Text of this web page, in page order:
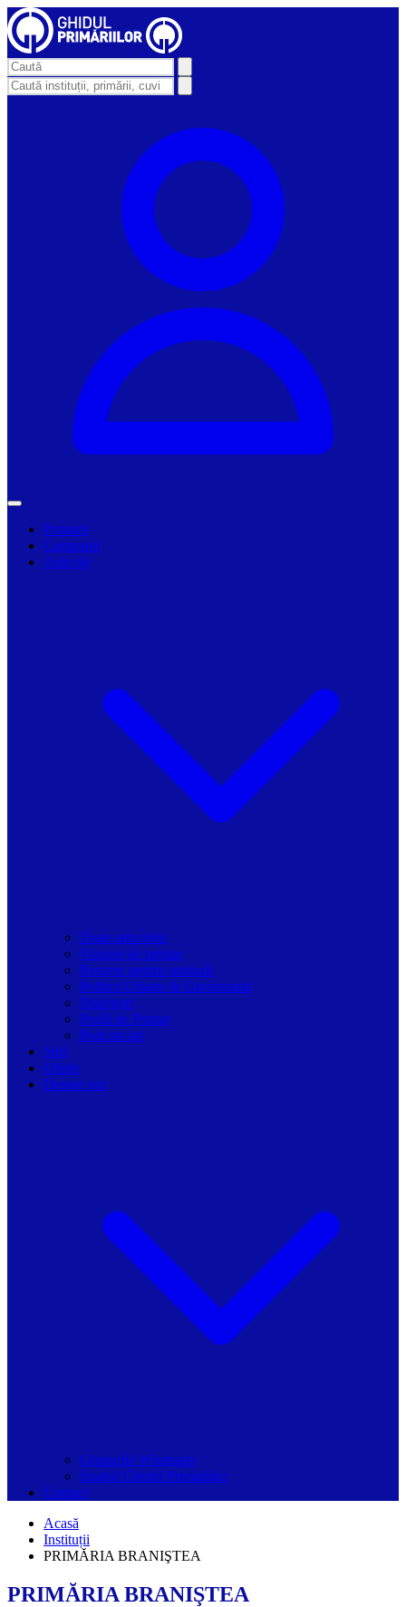
Primarii
Companii
Articole
Toate articolele
Viziune de primar
Resurse pentru primarii
Politici Urbane & Guvernanta
Dialoguri
Profil de Primar
Podcast-uri
Stiri
Oferte
Despre noi
Grupurile Whatsapp
Spațiul Ghidul Primăriilor
Contact
Acasă
Instituții
PRIMĂRIA BRANIŞTEA
PRIMĂRIA BRANIŞTEA